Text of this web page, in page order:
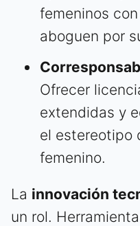
femeninos
aboguen por
Ofrecer
extendidas y
el estereotipo
femenino.
La innovación
un rol.